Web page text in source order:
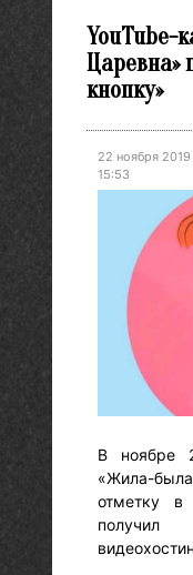
YouTube-
Царевна»
кнопку»
22 ноября 2019
15:53
В ноябре
«Жила-
отметку в